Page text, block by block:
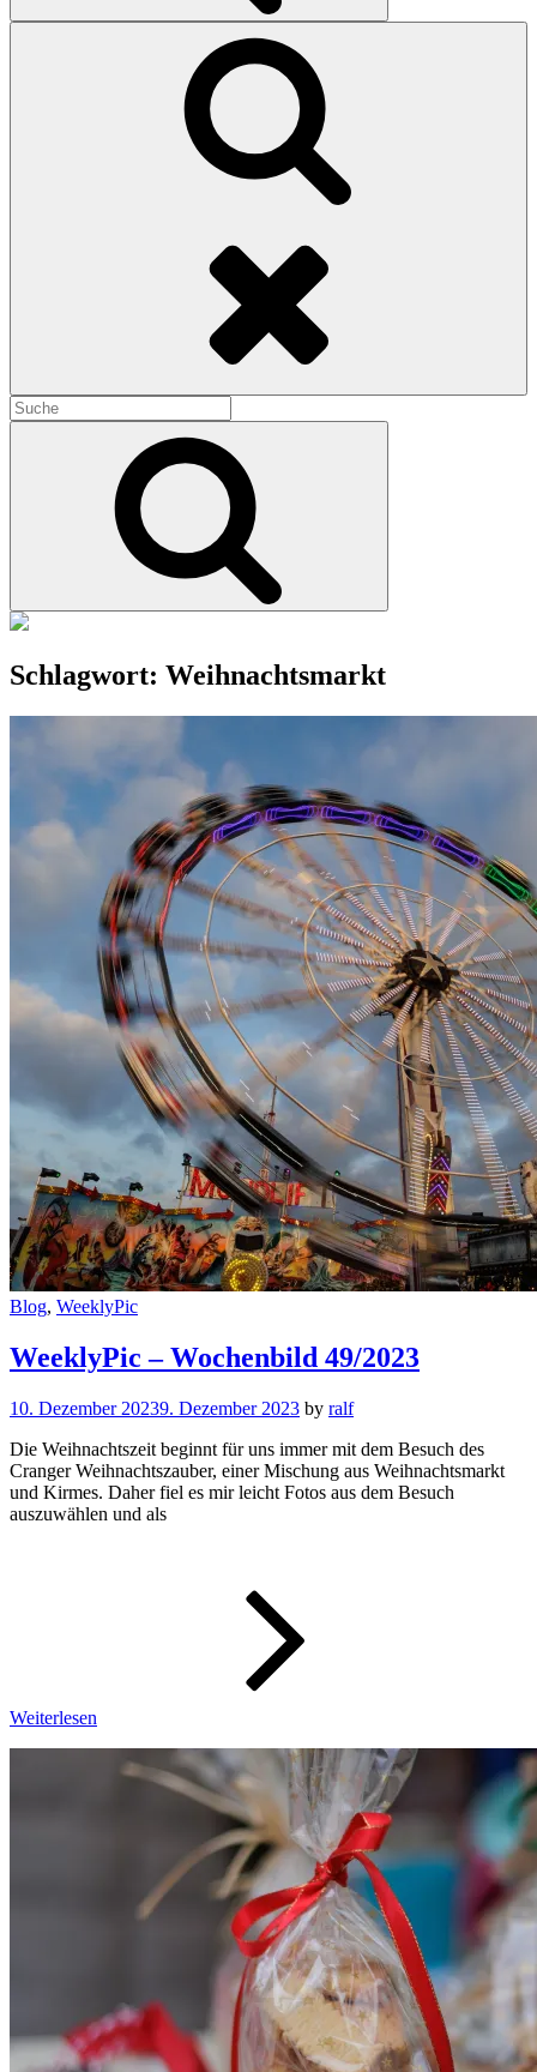
Search
for:
Schlagwort: Weihnachtsmarkt
Cat
Blog, WeeklyPic
WeeklyPic – Wochenbild 49/2023
10. Dezember 20239. Dezember 2023 by ralf
Die Weihnachtszeit beginnt für uns immer mit dem Besuch des
Cranger Weihnachtszauber, einer Mischung aus Weihnachtsmarkt
und Kirmes. Daher fiel es mir leicht Fotos aus dem Besuch
auszuwählen und als
Weiterlesen